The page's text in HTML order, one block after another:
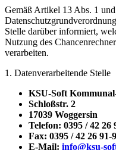
Gemäß Artikel 13 Abs. 1
Stelle darüber informiert,
Nutzung des
verarbeiten.
1. Datenverarbeitende Stelle
KSU-Soft
Schloßstr. 2
17039 Woggersin
Telefon: 0395 / 42 26
Fax: 0395 / 42 26 91-9
E-Mail: info@ksu-